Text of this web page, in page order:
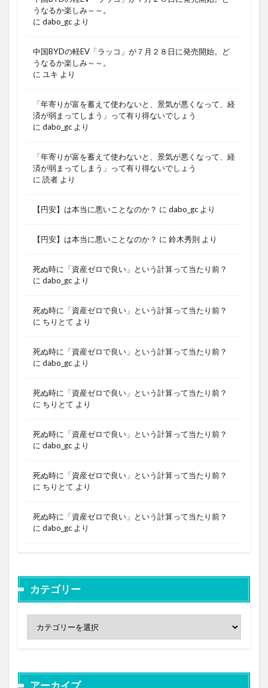
うなるか楽しみ～～。
に dabo_gc より
中国BYDの軽EV「ラッコ」が７月２８日に発売開始。ど
うなるか楽しみ～～。
に ユキ より
「年寄りが富を蓄えて使わないと、景気が悪くなって、経
済が弱まってしまう」って有り得ないでしょう
に dabo_gc より
「年寄りが富を蓄えて使わないと、景気が悪くなって、経
済が弱まってしまう」って有り得ないでしょう
に 読者 より
【円安】は本当に悪いことなのか？ に dabo_gc より
【円安】は本当に悪いことなのか？ に 鈴木秀則 より
死ぬ時に「資産ゼロで良い」という計算って当たり前？
に dabo_gc より
死ぬ時に「資産ゼロで良い」という計算って当たり前？
に ちりとて より
死ぬ時に「資産ゼロで良い」という計算って当たり前？
に dabo_gc より
死ぬ時に「資産ゼロで良い」という計算って当たり前？
に ちりとて より
死ぬ時に「資産ゼロで良い」という計算って当たり前？
に dabo_gc より
死ぬ時に「資産ゼロで良い」という計算って当たり前？
に ちりとて より
死ぬ時に「資産ゼロで良い」という計算って当たり前？
に dabo_gc より
カテゴリー